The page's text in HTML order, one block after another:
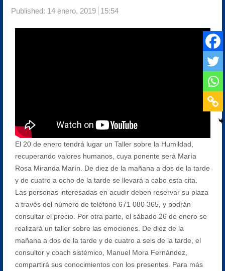
Published: 14 enero, 2019 15:54
El 20 de enero tendrá lugar un Taller sobre la Humildad,
recuperando valores humanos, cuya ponente será María
Rosa Miranda Marín. De diez de la mañana a dos de la tarde
y de cuatro a ocho de la tarde se llevará a cabo esta cita.
Las personas interesadas en acudir deben reservar su plaza
a través del número de teléfono 671 080 365, y podrán
consultar el precio. Por otra parte, el sábado 26 de enero se
realizará un taller sobre las emociones. De diez de la
mañana a dos de la tarde y de cuatro a seis de la tarde, el
consultor y coach sistémico, Manuel Mora Fernández,
compartirá sus conocimientos con los presentes. Para más